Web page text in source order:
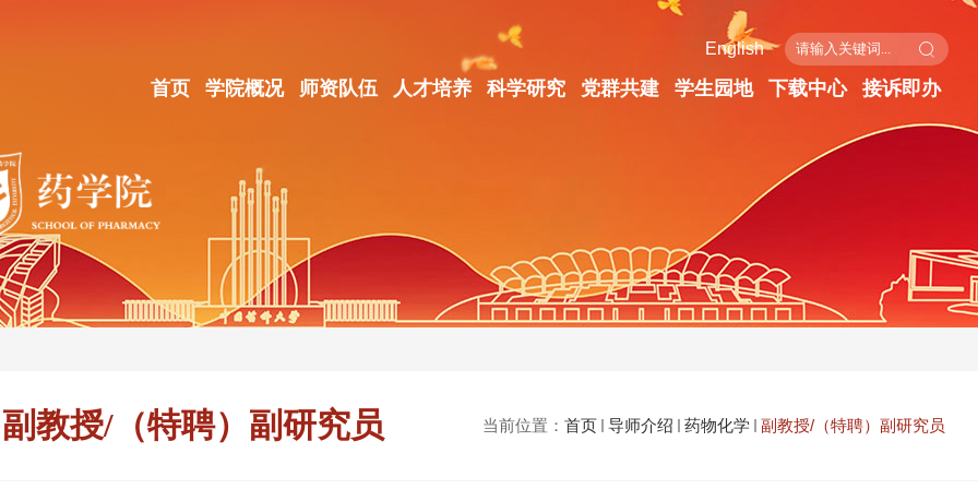
English
首页 学院概况 师资队伍 人才培养 科学研究 党群共建 学生园地 下载中心 接诉即办
当前位置： 首页 导师介绍 药物化学 副教授/（特聘）副研究员
副教授/（特聘）副研究员